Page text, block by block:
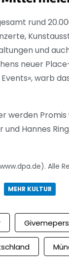
rund
und
neuer
warb
werden
und Hannes
Alle
MEHR KULTUR